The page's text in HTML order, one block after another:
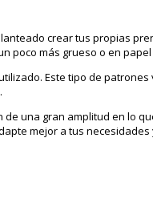
crear tus propias
poco más grueso o en
Este tipo de
una gran amplitud en lo
mejor a tus